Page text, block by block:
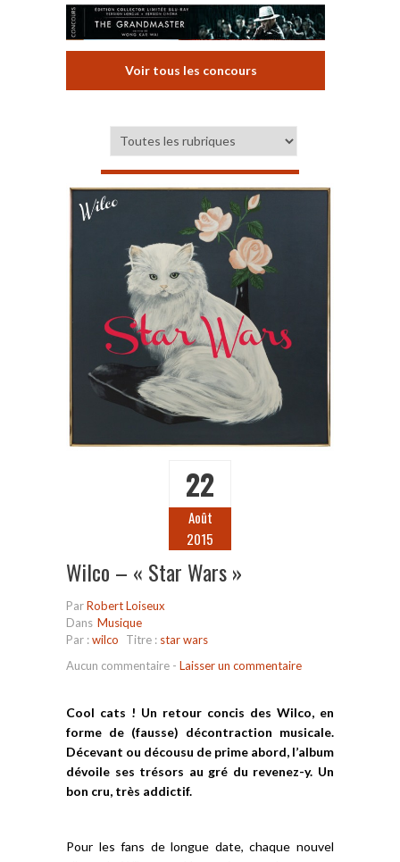
Voir tous les concours
22
Août
2015
Wilco – « Star Wars »
ParRobert Loiseux
Dans Musique
Par :wilco Titre : star wars
Aucun commentaire - Laisser un commentaire
Cool cats ! Un retour concis des Wilco, en
forme de (fausse) décontraction musicale.
Décevant ou décousu de prime abord, l’album
dévoile ses trésors au gré du revenez-y. Un
bon cru, très addictif.
Pour les fans de longue date, chaque nouvel